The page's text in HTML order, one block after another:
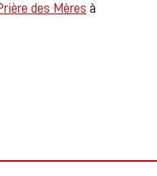
des Mères à